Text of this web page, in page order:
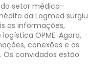
do setor médico-
da Logmed surgiu
as informações,
OPME. Agora,
conexões e as
Os convidados estão